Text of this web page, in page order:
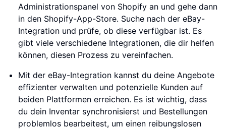
Administrationspanel von Shopify an und gehe dann
in den Shopify-App-Store. Suche nach der eBay-
Integration und prüfe, ob diese verfügbar ist. Es
gibt viele verschiedene Integrationen, die dir helfen
können, diesen Prozess zu vereinfachen.
Mit der eBay-Integration kannst du deine Angebote
effizienter verwalten und potenzielle Kunden auf
beiden Plattformen erreichen. Es ist wichtig, dass
du dein Inventar synchronisierst und Bestellungen
problemlos bearbeitest, um einen reibungslosen